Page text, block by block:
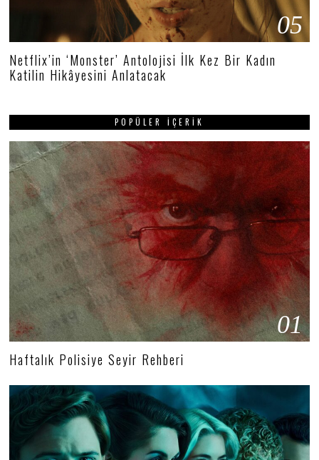
05
Netflix’in ‘Monster’ Antolojisi İlk Kez Bir Kadın
Katilin Hikâyesini Anlatacak
POPÜLER İÇERIK
01
Haftalık Polisiye Seyir Rehberi